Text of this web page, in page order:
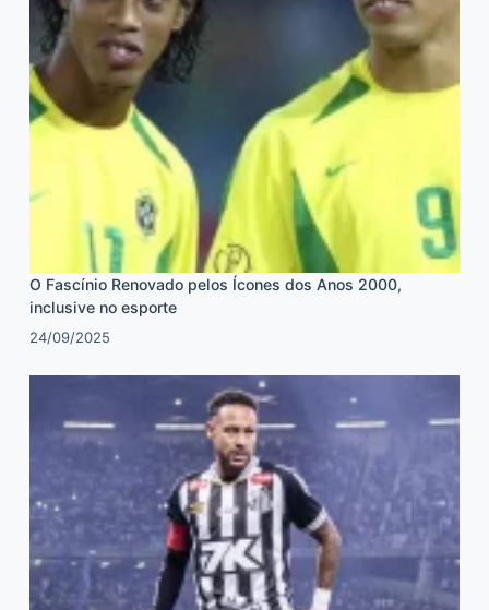
O Fascínio Renovado pelos Ícones dos Anos 2000,
inclusive no esporte
24/09/2025